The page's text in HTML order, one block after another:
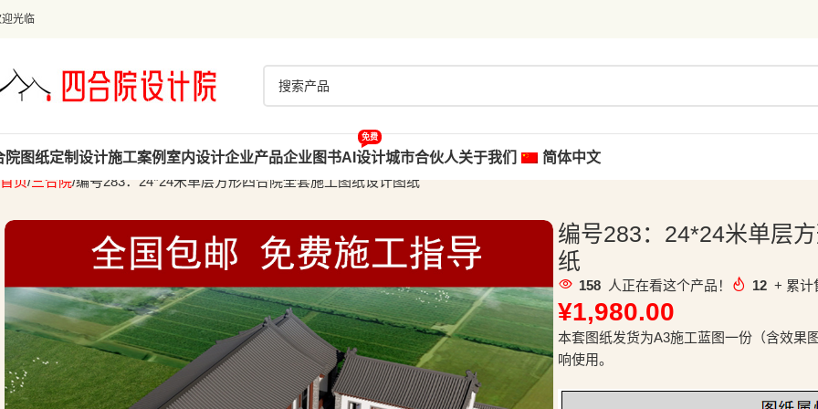
光临
院图纸定制设计施工案例 室内设计企业产品企业图书AI设计
免费
城市合伙人关于我们
简体中文
首页 三合院 编号283：24*24米单层方形四合院全套施工图纸设计图纸
编号283：24*24米单层
纸
158 人正在看这个产品！ 12 + 累计
¥1,980.00
本套图纸发货为A3施工蓝图一份（含效果
响使用。